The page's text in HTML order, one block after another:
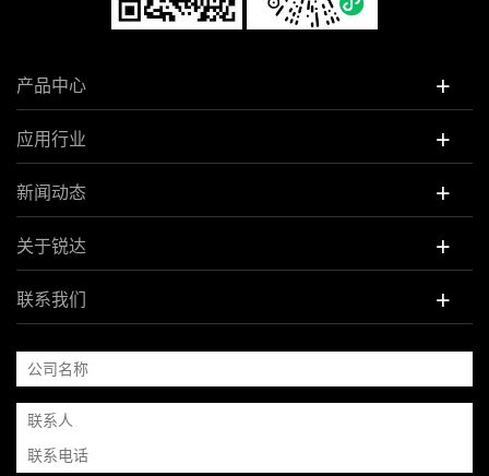
产品中心 +
应用行业 +
新闻动态 +
关于锐达 +
联系我们 +